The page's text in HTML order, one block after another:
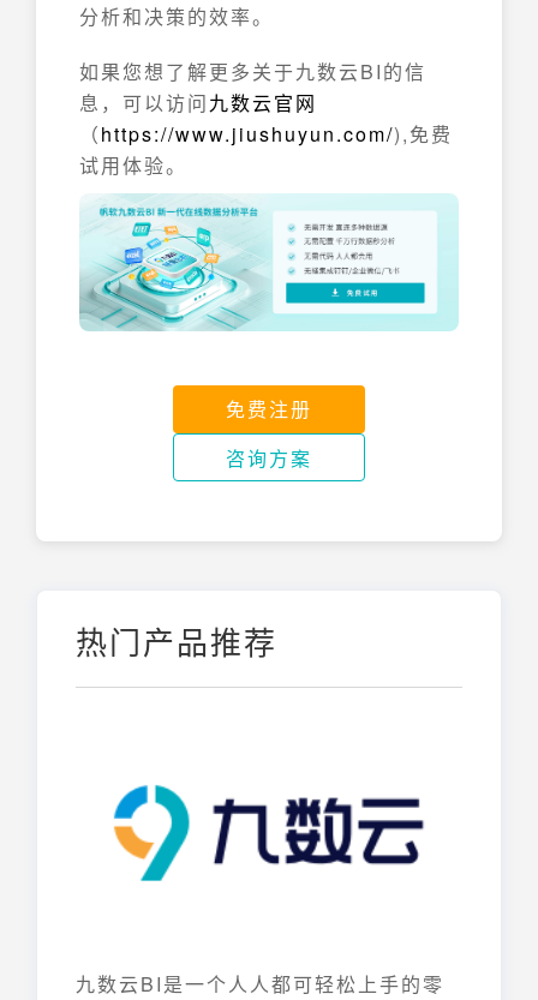
分析和决策的效率。
如果您想了解更多关于九数云BI的信
息，可以访问九数云官网
（https://www.jiushuyun.com/),免费
试用体验。
免费注册
咨询方案
热门产品推荐
九数云BI是一个人人都可轻松上手的零